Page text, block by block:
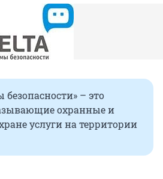
безопасности» – это
охранные и
услуги на территории